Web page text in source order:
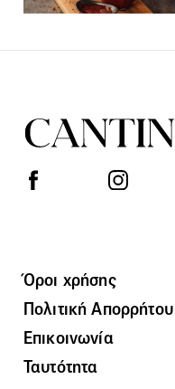
Όροι χρήσης
Πολιτική Απορρήτου
Επικοινωνία
Ταυτότητα